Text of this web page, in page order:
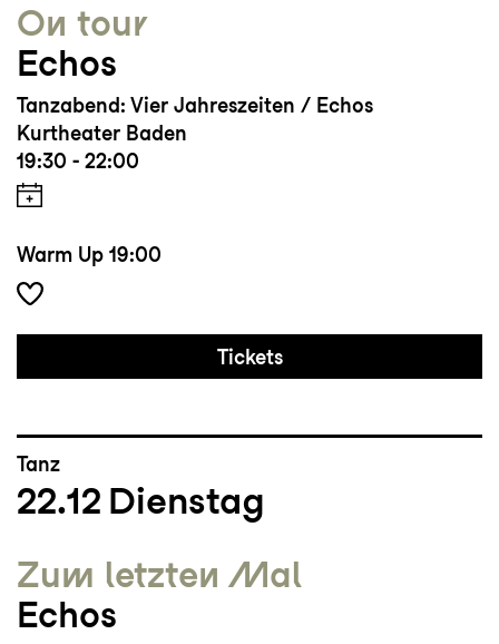
On tour
Echos
Tanzabend: Vier Jahreszeiten / Echos
Kurtheater Baden
19:30 - 22:00
Warm Up 19:00
Tickets
Tanz
22.12 Dienstag
Zum letzten Mal
Echos